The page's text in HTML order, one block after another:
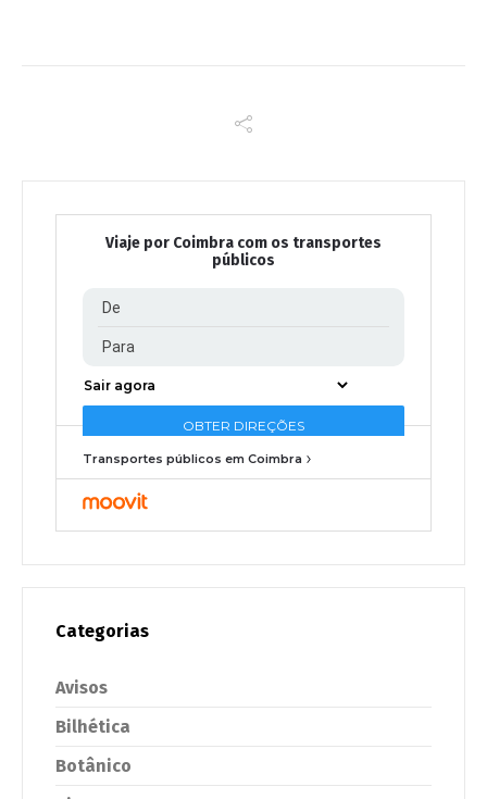
Viaje por Coimbra com os transportes
públicos
Transportes públicos em Coimbra
Categorias
Avisos
Bilhética
Botânico